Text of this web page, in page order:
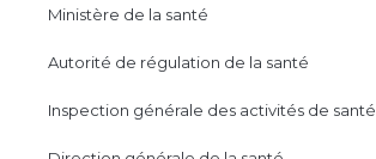
Ministère de la santé
Autorité de régulation de la santé
Inspection générale des activités de santé